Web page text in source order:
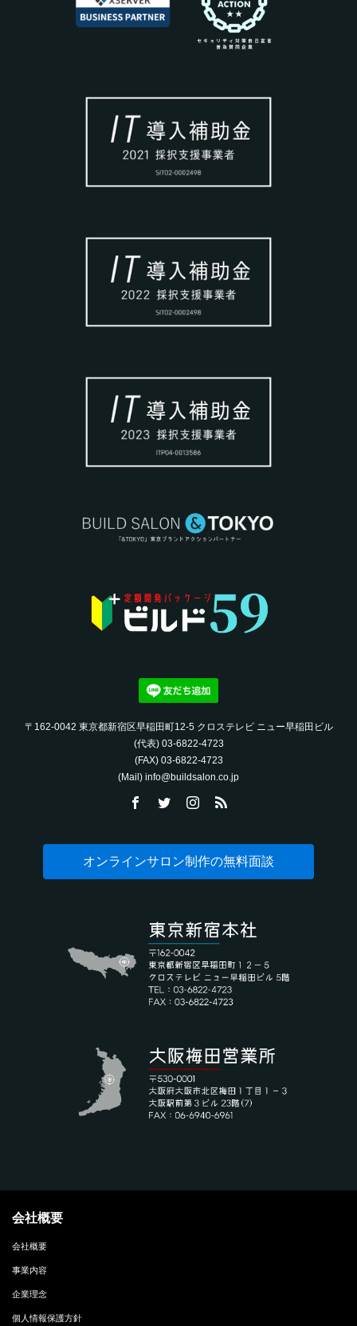
〒162-0042 東京都新宿区早稲田町12-5 クロステレビ ニュー早稲田ビル
(代表) 03-6822-4723‬
(FAX) 03-6822-4723‬
(Mail) info@buildsalon.co.jp
オンラインサロン制作の無料面談
会社概要
会社概要
事業内容
企業理念
個人情報保護方針